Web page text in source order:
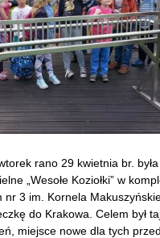
rano 29 kwietnia br.
„Wesołe Koziołki” w
nr 3 im. Kornela
do Krakowa. Celem był
miejsce nowe dla tych